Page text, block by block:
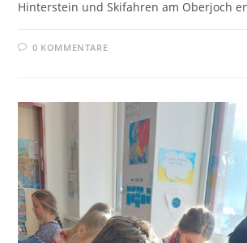
Hinterstein und Skifahren am Oberjoch
0 KOMMENTARE